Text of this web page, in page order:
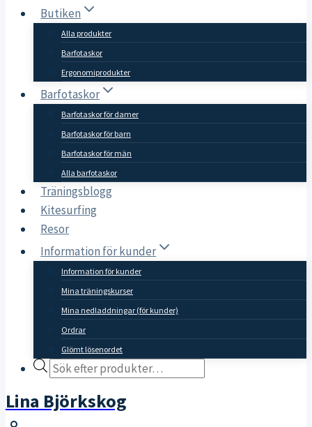
Butiken
Alla produkter
Barfotaskor
Ergonomiprodukter
Barfotaskor
Barfotaskor för damer
Barfotaskor för barn
Barfotaskor för män
Alla barfotaskor
Träningsblogg
Kitesurfing
Resor
Information för kunder
Information för kunder
Mina träningskurser
Mina nedladdningar (för kunder)
Ordrar
Glömt lösenordet
Products
Lina Björkskog